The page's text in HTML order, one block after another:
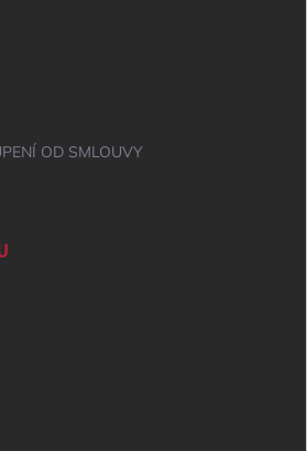
OD SMLOUVY